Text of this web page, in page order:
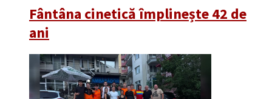
Fântâna cinetică împlinește 42 de
ani